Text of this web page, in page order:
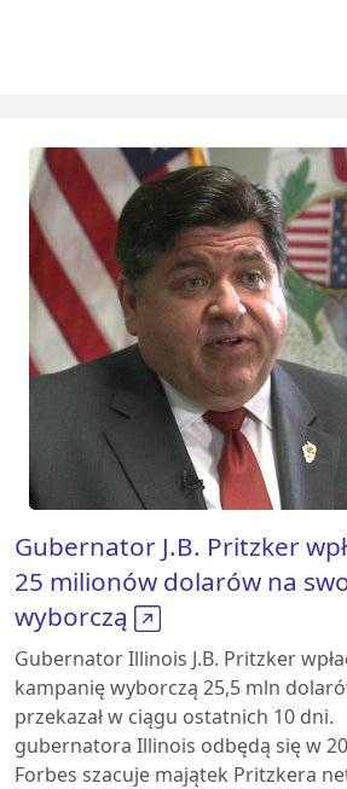
Gubernator J.B. Pritzker
25 milionów dolarów na
wyborczą
Gubernator Illinois J.B. Pritzker
kampanię wyborczą 25,5 mln
przekazał w ciągu ostatnich 10
gubernatora Illinois odbędą się w
Forbes szacuje majątek Pritzkera